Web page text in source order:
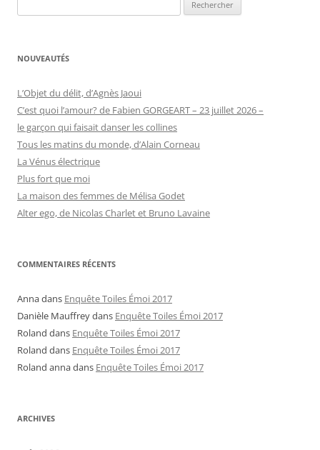
NOUVEAUTÉS
L’Objet du délit, d’Agnès Jaoui
C’est quoi l’amour? de Fabien GORGEART – 23 juillet 2026 –
le garçon qui faisait danser les collines
Tous les matins du monde, d’Alain Corneau
La Vénus électrique
Plus fort que moi
La maison des femmes de Mélisa Godet
Alter ego, de Nicolas Charlet et Bruno Lavaine
COMMENTAIRES RÉCENTS
Annadans Enquête Toiles Émoi 2017
Danièle Mauffreydans Enquête Toiles Émoi 2017
Roland dans Enquête Toiles Émoi 2017
Roland dans Enquête Toiles Émoi 2017
Roland annadans Enquête Toiles Émoi 2017
ARCHIVES